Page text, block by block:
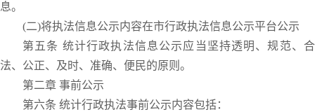
息。
(二)将执法信息公示内容在市行政执法信息公示平台公示
第五条 统计行政执法信息公示应当坚持透明、规范、合
法、公正、及时、准确、便民的原则。
第二章 事前公示
第六条 统计行政执法事前公示内容包括：